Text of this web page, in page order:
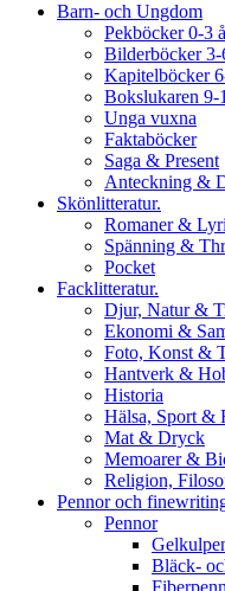
Barn- och Ungdom
Pekböcker 0-3
Bilderböcker 3-
Kapitelböcker
Bokslukaren 9-
Unga vuxna
Faktaböcker
Saga & Present
Anteckning &
Skönlitteratur.
Romaner &
Spänning &
Pocket
Facklitteratur.
Djur, Natur &
Ekonomi &
Foto, Konst &
Hantverk &
Historia
Hälsa, Sport &
Mat & Dryck
Memoarer &
Religion,
Pennor och
Pennor
Bläck-